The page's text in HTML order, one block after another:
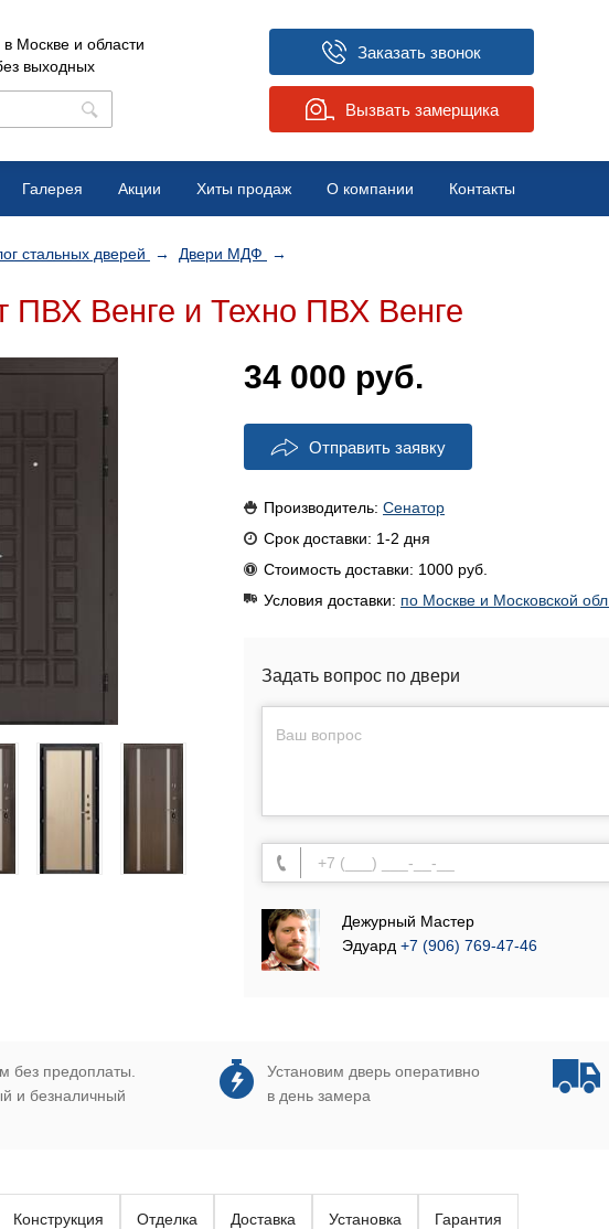
Москве и области
выходных
Заказать звонок
Вызвать замерщика
Галерея Акции Хиты продаж О компании
Новости
Контакты
стальных дверей → Двери МДФ →
ПВХ Венге и Техно ПВХ Венге
34 000 руб.
Отправить заявку
Производитель: Сенатор
Срок доставки: 1-2 дня
Стоимость доставки: 1000 руб.
Условия доставки: по Москве и Московской обл.
Задать вопрос по двери
Дежурный Мастер
Эдуард +7 (906) 769-47-46
без предоплаты.
и безналичный
Установим дверь оперативно
в день замера
Конструкция Отделка Доставка Установка Гарантия